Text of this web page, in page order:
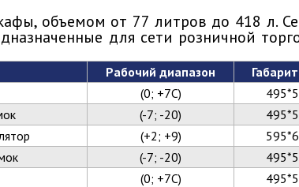
объемом от 77 литров до 418 л.
для сети розничной
Рабочий диапазон
(0; +7С)
(-7; -20)
(+2; +9)
(-7; -20)
(0; +7С)